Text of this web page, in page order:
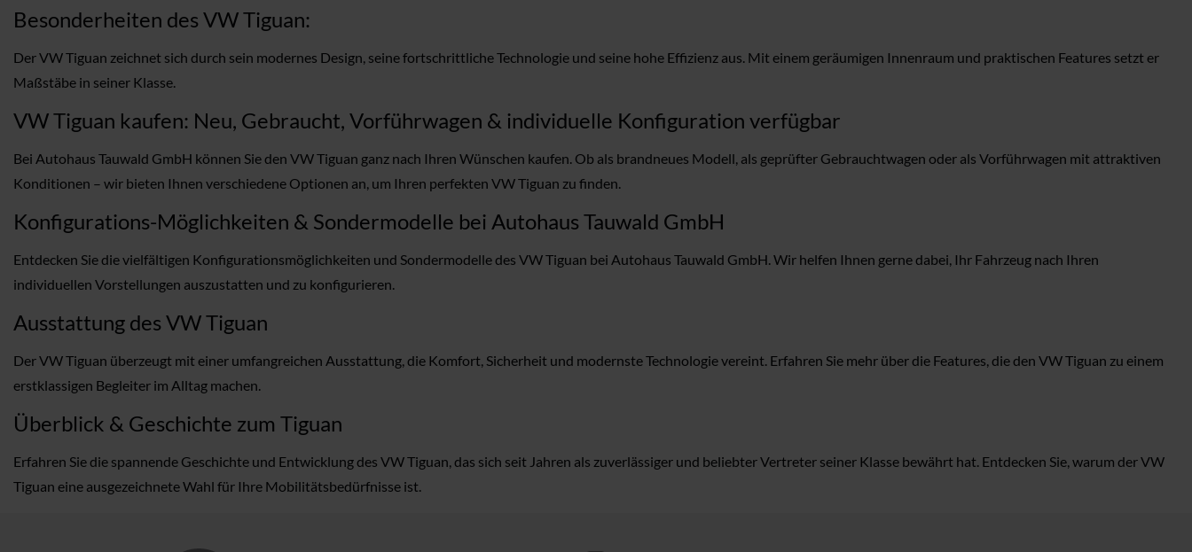
Besonderheiten des VW Tiguan:
Der VW Tiguan zeichnet sich durch sein modernes Design, seine fortschrittliche Technologie und seine hohe Effizienz aus. Mit einem geräumigen Innenraum und praktischen Features setzt er
Maßstäbe in seiner Klasse.
VW Tiguan kaufen: Neu, Gebraucht, Vorführwagen & individuelle Konfiguration verfügbar
Bei Autohaus Tauwald GmbH können Sie den VW Tiguan ganz nach Ihren Wünschen kaufen. Ob als brandneues Modell, als geprüfter Gebrauchtwagen oder als Vorführwagen mit attraktiven
Konditionen – wir bieten Ihnen verschiedene Optionen an, um Ihren perfekten VW Tiguan zu finden.
Konfigurations-Möglichkeiten & Sondermodelle bei Autohaus Tauwald GmbH
Entdecken Sie die vielfältigen Konfigurationsmöglichkeiten und Sondermodelle des VW Tiguan bei Autohaus Tauwald GmbH. Wir helfen Ihnen gerne dabei, Ihr Fahrzeug nach Ihren
individuellen Vorstellungen auszustatten und zu konfigurieren.
Ausstattung des VW Tiguan
Der VW Tiguan überzeugt mit einer umfangreichen Ausstattung, die Komfort, Sicherheit und modernste Technologie vereint. Erfahren Sie mehr über die Features, die den VW Tiguan zu einem
erstklassigen Begleiter im Alltag machen.
Überblick & Geschichte zum Tiguan
Erfahren Sie die spannende Geschichte und Entwicklung des VW Tiguan, das sich seit Jahren als zuverlässiger und beliebter Vertreter seiner Klasse bewährt hat. Entdecken Sie, warum der VW
Tiguan eine ausgezeichnete Wahl für Ihre Mobilitätsbedürfnisse ist.